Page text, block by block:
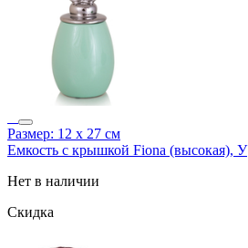
Размер: 12 х 27 см
Емкость с крышкой Fiona (высокая), У
Нет в наличии
Скидка